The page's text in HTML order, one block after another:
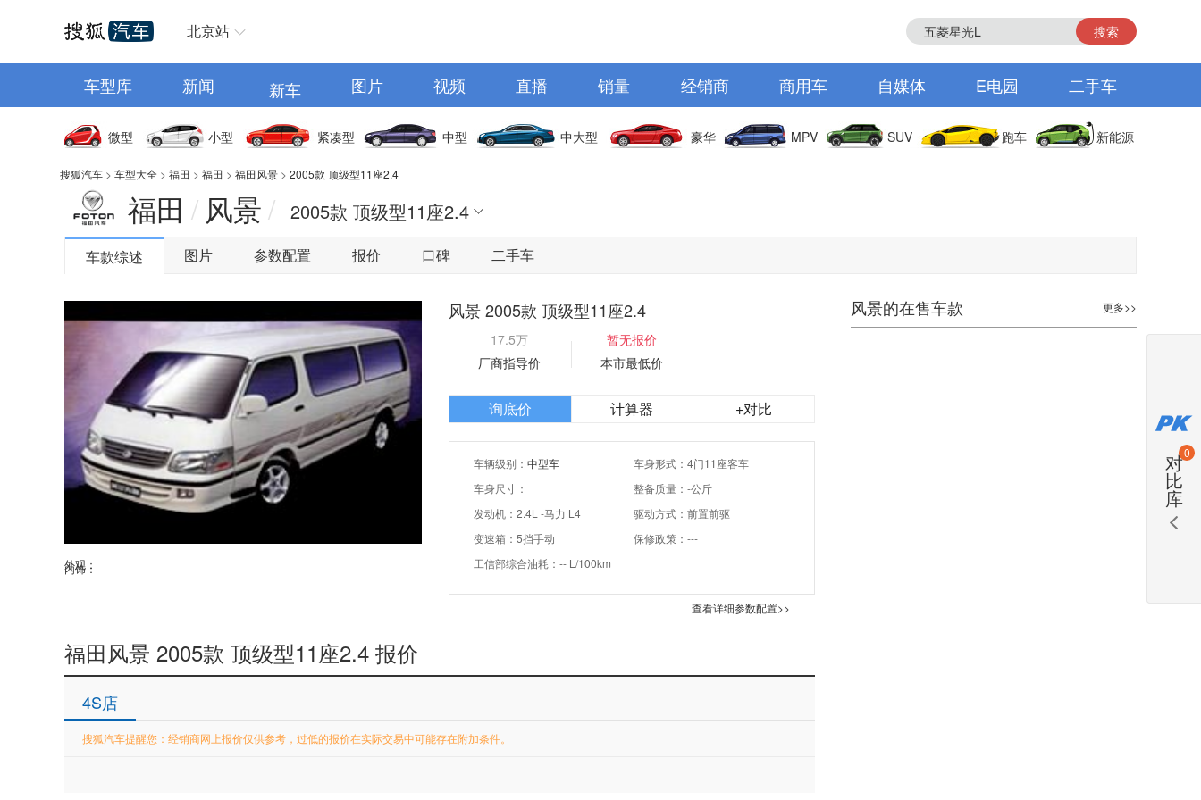
北京站 搜索
车型库 新闻 新车 图片 视频 直播 销量 经销商 商用车 自媒体 E电园 二手车
微型 小型 紧凑型 中型 中大型 豪华 MPV SUV 跑车 新能源
搜狐汽车 > 车型大全 > 福田 > 福田 > 福田风景 > 2005款 顶级型11座2.4
福田 / 风景/ 2005款 顶级型11座2.4
车款综述 图片 参数配置 报价 口碑 二手车
外观：
内饰：
风景 2005款 顶级型11座2.4
17.5万
厂商指导价
暂无报价
本市最低价
询底价 计算器 +对比
车辆级别： 中型车
车身形式：4门11座客车
车身尺寸：
整备质量：-公斤
发动机：2.4L -马力 L4
驱动方式：前置前驱
变速箱：5挡手动
保修政策：---
工信部综合油耗：-- L/100km
查看详细参数配置>>
福田风景 2005款 顶级型11座2.4 报价
4S店
搜狐汽车提醒您：经销商网上报价仅供参考，过低的报价在实际交易中可能存在附加条件。
更多>>
风景的在售车款
对
比
库
0